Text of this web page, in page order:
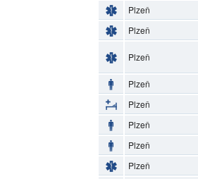
Plzeň
Plzeň
Plzeň
Plzeň
Plzeň
Plzeň
Plzeň
Plzeň